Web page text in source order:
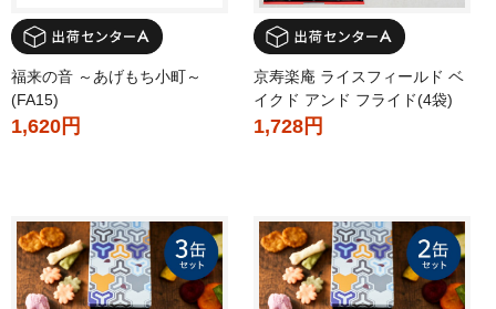
福来の音 ～あげもち小町～
(FA15)
1,620円
京寿楽庵 ライスフィールド ベ
イクド アンド フライド(4袋)
1,728円